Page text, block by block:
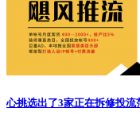
心挑选出了3家正在拆修投流